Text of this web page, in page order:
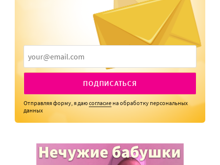
ПОДПИСАТЬСЯ
Отправляя форму, я даюсогласие на обработку персональных
данных